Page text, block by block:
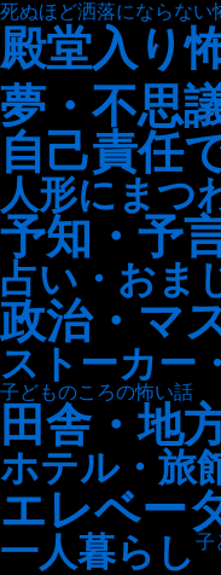
死ぬほど洒落にならない
殿堂入り
夢・不思
自己責任
人形にまつ
予知・予
占い・おま
政治・マ
ストーカー
子どものころの怖い話
田舎・地
ホテル・旅
エレベー
一人暮らし 子